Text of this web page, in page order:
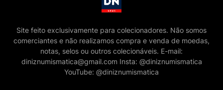
Site feito exclusivamente para colecionadores. Não somos
comerciantes e não realizamos compra e venda de moedas,
notas, selos ou outros colecionáveis. E-mail:
diniznumismatica@gmail.com Insta: @diniznumismatica
YouTube: @diniznumismatica